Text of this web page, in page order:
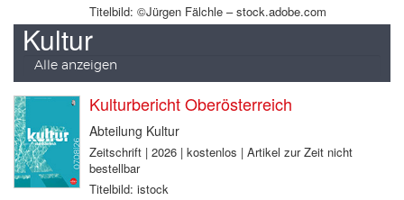
Titelbild: ©Jürgen Fälchle – stock.adobe.com
Kultur
Alle anzeigen
Kulturbericht Oberösterreich
Abteilung Kultur
Zeitschrift | 2026 | kostenlos | Artikel zur Zeit nicht
bestellbar
Titelbild: istock